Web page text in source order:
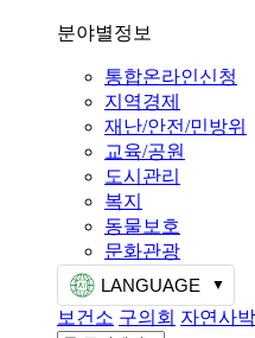
분야별정보
통합온라인신청
지역경제
재난/안전/민방위
교육/공원
도시관리
복지
동물보호
문화관광
LANGUAGE
보건소 구의회 자연사